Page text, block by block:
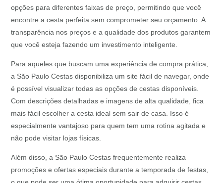
opções para diferentes faixas de preço, permitindo que você
encontre a cesta perfeita sem comprometer seu orçamento. A
transparência nos preços e a qualidade dos produtos garantem
que você esteja fazendo um investimento inteligente.
Para aqueles que buscam uma experiência de compra prática,
a São Paulo Cestas disponibiliza um site fácil de navegar, onde
é possível visualizar todas as opções de cestas disponíveis.
Com descrições detalhadas e imagens de alta qualidade, fica
mais fácil escolher a cesta ideal sem sair de casa. Isso é
especialmente vantajoso para quem tem uma rotina agitada e
não pode visitar lojas físicas.
Além disso, a São Paulo Cestas frequentemente realiza
promoções e ofertas especiais durante a temporada de festas,